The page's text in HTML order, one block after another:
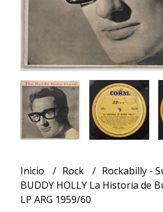
Inicio Rock
Rockabilly -
BUDDY HOLLY La Historia de
LP ARG 1959/60